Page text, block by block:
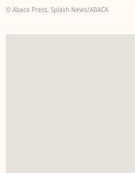
© Abaca Press, Splash News/ABACA